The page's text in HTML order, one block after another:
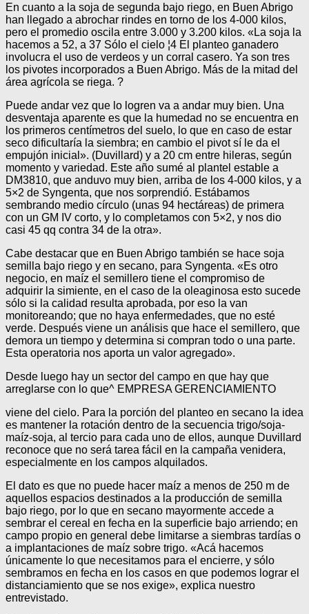
En cuanto a la soja de segunda bajo riego, en Buen Abrigo
han llegado a abrochar rindes en torno de los 4-000 kilos,
pero el promedio oscila entre 3.000 y 3.200 kilos. «La soja la
hacemos a 52, a 37 Sólo el cielo ¦4 El planteo ganadero
involucra el uso de verdeos y un corral casero. Ya son tres
los pivotes incorporados a Buen Abrigo. Más de la mitad del
área agrícola se riega. ?
Puede andar vez que lo logren va a andar muy bien. Una
desventaja aparente es que la humedad no se encuentra en
los primeros centímetros del suelo, lo que en caso de estar
seco dificultaría la siembra; en cambio el pivot sí le da el
empujón inicial». (Duvillard) y a 20 cm entre hileras, según
momento y variedad. Este año sumé al plantel estable a
DM3810, que anduvo muy bien, arriba de los 4-000 kilos, y a
5×2 de Syngenta, que nos sorprendió. Estábamos
sembrando medio círculo (unas 94 hectáreas) de primera
con un GM IV corto, y lo completamos con 5×2, y nos dio
casi 45 qq contra 34 de la otra».
Cabe destacar que en Buen Abrigo también se hace soja
semilla bajo riego y en secano, para Syngenta. «Es otro
negocio, en maíz el semillero tiene el compromiso de
adquirir la simiente, en el caso de la oleaginosa esto sucede
sólo si la calidad resulta aprobada, por eso la van
monitoreando; que no haya enfermedades, que no esté
verde. Después viene un análisis que hace el semillero, que
demora un tiempo y determina si compran todo o una parte.
Esta operatoria nos aporta un valor agregado».
Desde luego hay un sector del campo en que hay que
arreglarse con lo que^ EMPRESA GERENCIAMIENTO
viene del cielo. Para la porción del planteo en secano la idea
es mantener la rotación dentro de la secuencia trigo/soja-
maíz-soja, al tercio para cada uno de ellos, aunque Duvillard
reconoce que no será tarea fácil en la campaña venidera,
especialmente en los campos alquilados.
El dato es que no puede hacer maíz a menos de 250 m de
aquellos espacios destinados a la producción de semilla
bajo riego, por lo que en secano mayormente accede a
sembrar el cereal en fecha en la superficie bajo arriendo; en
campo propio en general debe limitarse a siembras tardías o
a implantaciones de maíz sobre trigo. «Acá hacemos
únicamente lo que necesitamos para el encierre, y sólo
sembramos en fecha en los casos en que podemos lograr el
distanciamiento que se nos exige», explica nuestro
entrevistado.